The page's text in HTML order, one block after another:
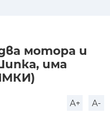
мотора и
има
A+ A-